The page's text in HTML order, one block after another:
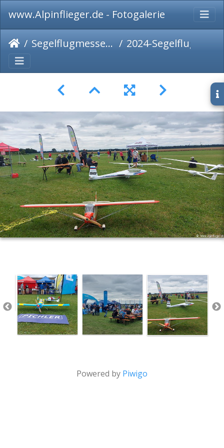
www.Alpinflieger.de - Fotogalerie
Segelflugmesse 2024 2024-Segelflugmesse-101
Powered by Piwigo